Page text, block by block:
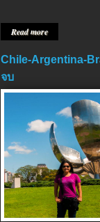
Read more
Chile-Argentina-
จบ